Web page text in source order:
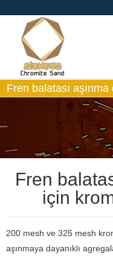
Fren balatası
Fren
için
200 mesh ve 325 mesh
aşınmaya dayanıklı